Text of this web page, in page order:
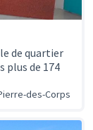
de quartier
plus de 174
des-Corps